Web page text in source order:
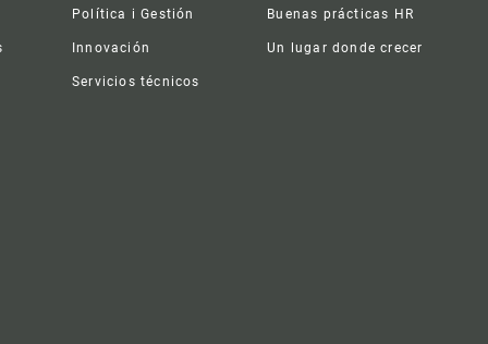
Política i Gestión
Innovación
Servicios técnicos
Buenas prácticas HR
Un lugar donde crecer